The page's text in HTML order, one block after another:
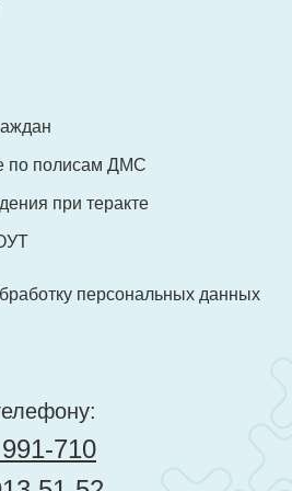
по полисам ДМС
персональных данных
при теракте
710